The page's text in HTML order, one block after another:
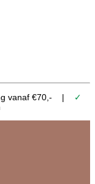
vanaf €70,- |
✓